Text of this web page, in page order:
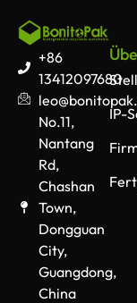
+86
13412097680
No.11,
Nantang
Rd,
Chashan
Town,
Dongguan
City,
Guangdong,
China
IP-